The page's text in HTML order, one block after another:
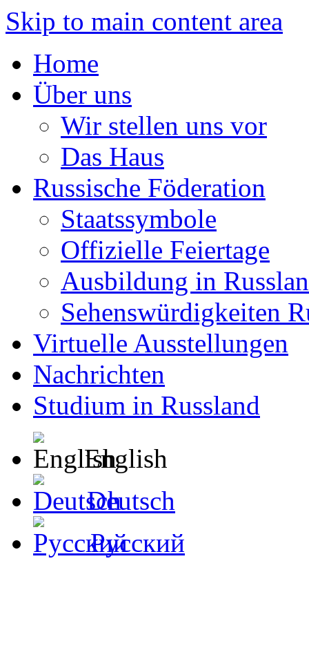
Skip to main content area
Home
Über uns
Wir stellen uns vor
Das Haus
Russische Föderation
Staatssymbole
Offizielle Feiertage
Ausbildung in
Sehenswürdigkeiten
Virtuelle Ausstellungen
Nachrichten
Studium in Russland
English
Deutsch
Русский